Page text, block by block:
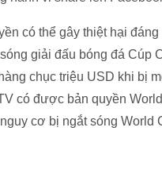
có thể gây thiệt hại
giải đấu bóng đá
chục triệu USD khi bị
có được bản quyền
cơ bị ngắt sóng